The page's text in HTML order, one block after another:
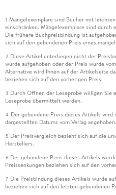
1 Mängelexemplare sind Bücher mit
einschränken. Mängelexemplare sind durch
Die frühere Buchpreisbindung ist
sich auf den gebundenen Preis eines
2 Diese Artikel unterliegen nicht der
wurde aufgehoben oder der Preis wurde
Alternative wird Ihnen auf der Artikelseite
beziehen sich auf den vorherigen Preis.
3 Durch Öffnen der Leseprobe willigen Sie
Leseprobe übermittelt werden.
4 Der gebundene Preis dieses Artikels
dargestellten Datums vom Verlag angehoben.
5 Der Preisvergleich bezieht sich auf die
Herstellers.
6 Der gebundene Preis dieses Artikels
Preissenkungen beziehen sich auf den
7 Die Preisbindung dieses Artikels wurde
beziehen sich auf den letzten gebundenen